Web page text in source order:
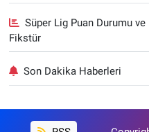
Süper Lig Puan Durumu ve
Fikstür
Son Dakika Haberleri